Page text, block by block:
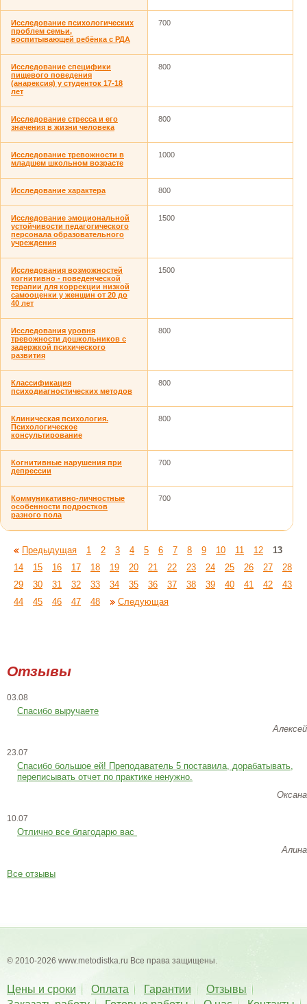
Исследование психологических
проблем семьи,
воспитывающей ребёнка с РДА
700
Исследование специфики
пищевого поведения
(анарексия) у студенток 17-18
лет
800
Исследование стресса и его
значения в жизни человека
800
Исследование тревожности в
младшем школьном возрасте
1000
Исследование характера 800
Исследование эмоциональной
устойчивости педагогического
персонала образовательного
учреждения
1500
Исследования возможностей
когнитивно - поведенческой
терапии для коррекции низкой
самооценки у женщин от 20 до
40 лет
1500
Исследования уровня
тревожности дошкольников с
задержкой психического
развития
800
Классификация
психодиагностических методов
800
Клиническая психология.
Психологическое
консультирование
800
Когнитивные нарушения при
депрессии
700
Коммуникативно-личностные
особенности подростков
разного пола
700
Предыдущая 1 2 3 4 5 6 7 8 9 10 11 12
13
14
15 16 17 18 19 20 21 22 23 24 25 26 27
28
29
30 31 32 33 34 35 36 37 38 39 40 41 42
43
44
45 46 47 48 Следующая
Отзывы
03.08
Спасибо выручаете
Алексей
23.07
Cпасибо большое ей! Преподаватель 5 поставила, дорабатывать,
переписывать отчет по практике ненужно.
Оксана
10.07
Отлично все благодарю вас
Алина
Все отзывы
© 2010-2026 www.metodistka.ru Все права защищены.
Цены и сроки Оплата Гарантии
Отзывы